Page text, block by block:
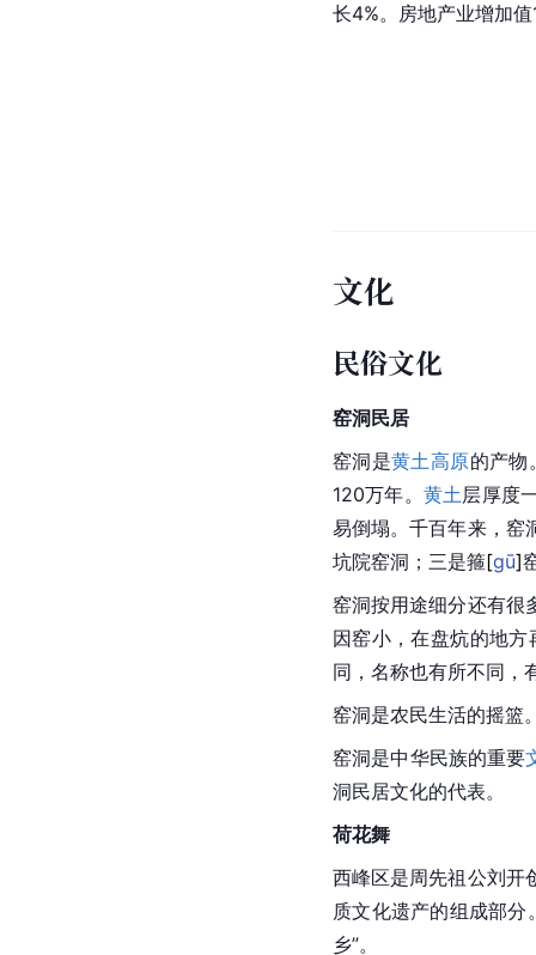
长4%。房地产业增加
文化
民俗文化
窑洞民居
窑洞是黄土高原的产物
120万年。 黄土层厚度
易倒塌。千百年来，窑
坑院窑洞；三是箍[gū]
窑洞按用途细分还有很
因窑小，在盘炕的地
同，名称也有所不同，
窑洞是农民生活的摇篮
窑洞是中华民族的重要
洞民居文化的代表。
荷花舞
西峰区是周先祖公刘开
质文化遗产的组成部分
乡”。